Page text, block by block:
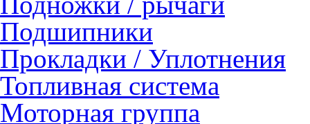
Подшипники
Прокладки / Уплотнения
Топливная система
Моторная группа